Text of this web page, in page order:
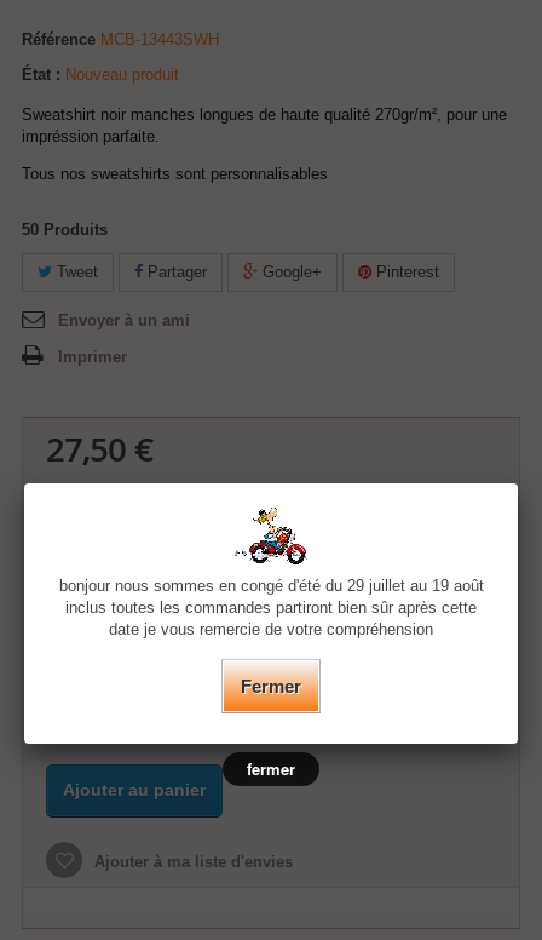
Référence MCB-13443SWH
État : Nouveau produit
Sweatshirt noir manches longues de haute qualité 270gr/m², pour une
impréssion parfaite.
Tous nos sweatshirts sont personnalisables
50 Produits
Tweet Partager Google+ Pinterest
Envoyer à un ami
Imprimer
27,50 €
Taille
Ajouter au panier
Ajouter à ma liste d'envies
bonjour nous sommes en congé d'été du 29 juillet au 19 août
inclus toutes les commandes partiront bien sûr après cette
date je vous remercie de votre compréhension
Fermer
fermer